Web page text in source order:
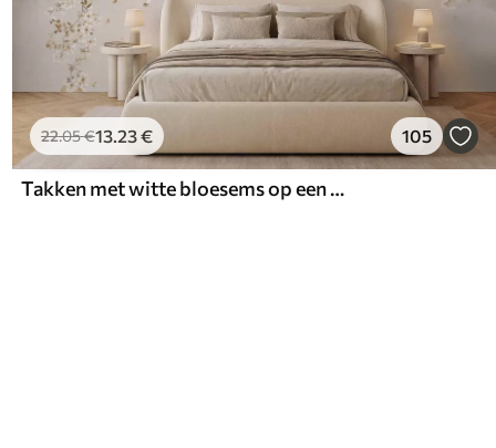
22.05€13.23€ 105
Takken met witte bloesems op een zachte beige achtergrond